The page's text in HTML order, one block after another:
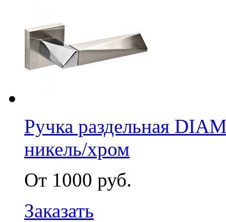
Ручка раздельная
никель/хром
От 1000 руб.
Заказать